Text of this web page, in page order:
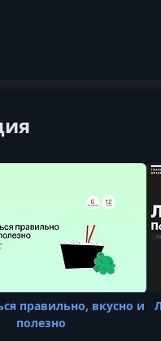
правильно, вкусно и
полезно